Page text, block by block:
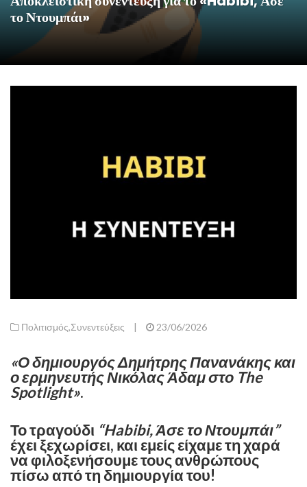
το Ντουμπάι»
Πολιτισμός,Συνεντεύξεις | 23/06/2026
«Ο δημιουργός Δημήτρης Πανανάκης και
ο ερμηνευτής Νικόλας Άδαμ στο The
Spotlight».
Το τραγούδι “Habibi, Άσε το Ντουμπάι”
έχει ξεχωρίσει, και εμείς είχαμε τη χαρά
να φιλοξενήσουμε τους ανθρώπους
πίσω από τη δημιουργία του! ​